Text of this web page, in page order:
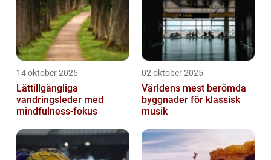
14 oktober 2025
Lättillgängliga
vandringsleder med
mindfulness-fokus
02 oktober 2025
Världens mest berömda
byggnader för klassisk
musik